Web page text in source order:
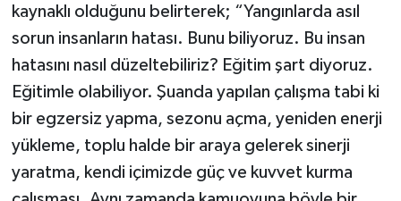
kaynaklı olduğunu belirterek; “Yangınlarda asıl
sorun insanların hatası. Bunu biliyoruz. Bu insan
hatasını nasıl düzeltebiliriz? Eğitim şart diyoruz.
Eğitimle olabiliyor. Şuanda yapılan çalışma tabi ki
bir egzersiz yapma, sezonu açma, yeniden enerji
yükleme, toplu halde bir araya gelerek sinerji
yaratma, kendi içimizde güç ve kuvvet kurma